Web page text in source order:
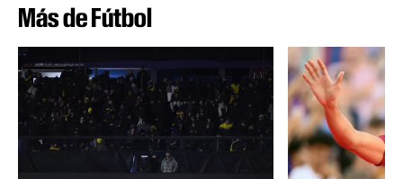
Más de Fútbol